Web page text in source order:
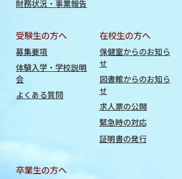
財務状況・事業報告
受験生の方へ
募集要項
体験入学・学校説明
会
よくある質問
在校生の方へ
保健室からのお知ら
せ
図書館からのお知ら
せ
求人票の公開
緊急時の対応
証明書の発行
卒業生の方へ